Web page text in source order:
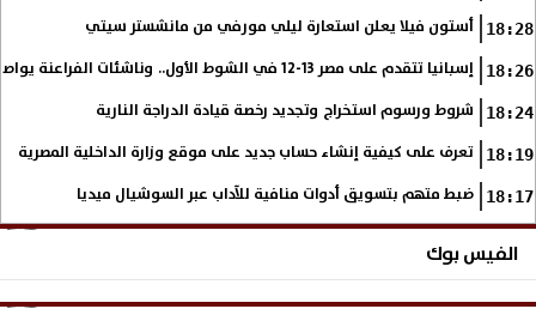
18:28 أستون فيلا يعلن استعارة ليلي مورفي من مانشستر سيتي
18:26 إسبانيا تتقدم على مصر 13-12 في الشوط الأول.. وناشئات الفراعنة يواصلن حلم بلوغ نهائي مونديال اليد
18:24 شروط ورسوم استخراج وتجديد رخصة قيادة الدراجة النارية
18:19 تعرف على كيفية إنشاء حساب جديد على موقع وزارة الداخلية المصرية
18:17 ضبط متهم بتسويق أدوات منافية للآداب عبر السوشيال ميديا
الفيس بوك